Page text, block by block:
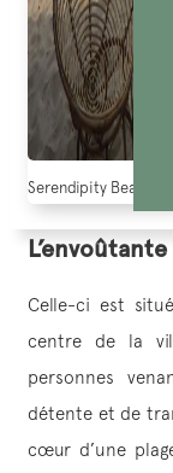
Serendipity Beach (
Celle-ci est
centre de la
personnes
détente et de
cœur d’une